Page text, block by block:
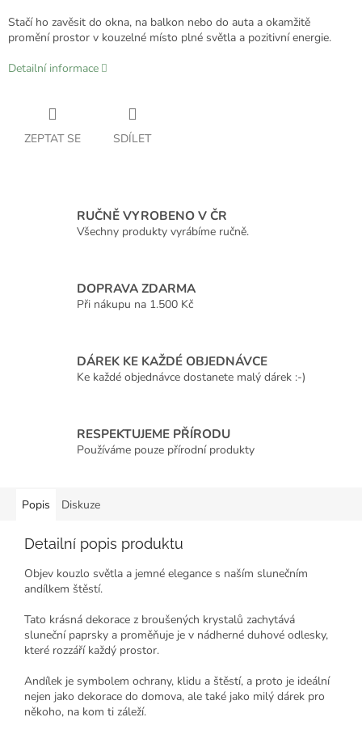
Stačí ho zavěsit do okna, na balkon nebo do auta a okamžitě
promění prostor v kouzelné místo plné světla a pozitivní energie.
Detailní informace
ZEPTAT SE SDÍLET
RUČNĚ VYROBENO V ČR
Všechny produkty vyrábíme ručně.
DOPRAVA ZDARMA
Při nákupu na 1.500 Kč
DÁREK KE KAŽDÉ OBJEDNÁVCE
Ke každé objednávce dostanete malý dárek :-)
RESPEKTUJEME PŘÍRODU
Používáme pouze přírodní produkty
Popis Diskuze
Detailní popis produktu
Objev kouzlo světla a jemné elegance s naším slunečním
andílkem štěstí.
Tato krásná dekorace z broušených krystalů zachytává
sluneční paprsky a proměňuje je v nádherné duhové odlesky,
které rozzáří každý prostor.
Andílek je symbolem ochrany, klidu a štěstí, a proto je ideální
nejen jako dekorace do domova, ale také jako milý dárek pro
někoho, na kom ti záleží.